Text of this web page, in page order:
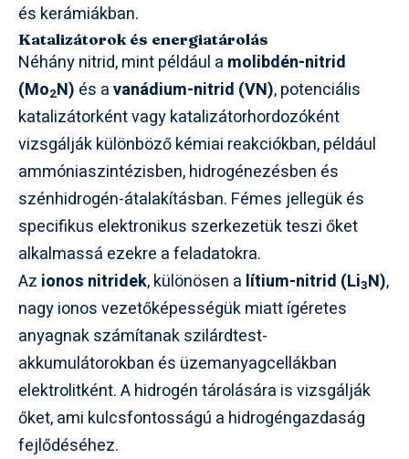
és kerámiákban.
Katalizátorok és energiatárolás
Néhány nitrid, mint például a molibdén-nitrid
(Mo2N) és avanádium-nitrid (VN), potenciális
katalizátorként vagy katalizátorhordozóként
vizsgálják különböző kémiai reakciókban, például
ammóniaszintézisben, hidrogénezésben és
szénhidrogén-átalakításban. Fémes jellegük és
specifikus elektronikus szerkezetük teszi őket
alkalmassá ezekre a feladatokra.
Az ionos nitridek, különösen a lítium-nitrid (Li3N),
nagy ionos vezetőképességük miatt ígéretes
anyagnak számítanak szilárdtest-
akkumulátorokban és üzemanyagcellákban
elektrolitként. A hidrogén tárolására is vizsgálják
őket, ami kulcsfontosságú a hidrogéngazdaság
fejlődéséhez.